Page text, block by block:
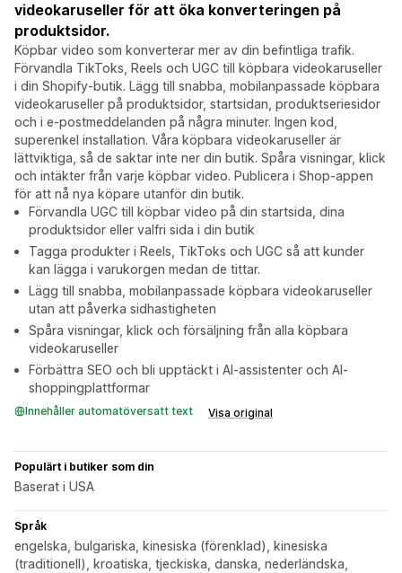
videokaruseller för att öka konverteringen på
produktsidor.
Köpbar video som konverterar mer av din befintliga trafik.
Förvandla TikToks, Reels och UGC till köpbara videokaruseller
i din Shopify-butik. Lägg till snabba, mobilanpassade köpbara
videokaruseller på produktsidor, startsidan, produktseriesidor
och i e-postmeddelanden på några minuter. Ingen kod,
superenkel installation. Våra köpbara videokaruseller är
lättviktiga, så de saktar inte ner din butik. Spåra visningar, klick
och intäkter från varje köpbar video. Publicera i Shop-appen
för att nå nya köpare utanför din butik.
Förvandla UGC till köpbar video på din startsida, dina
produktsidor eller valfri sida i din butik
Tagga produkter i Reels, TikToks och UGC så att kunder
kan lägga i varukorgen medan de tittar.
Lägg till snabba, mobilanpassade köpbara videokaruseller
utan att påverka sidhastigheten
Spåra visningar, klick och försäljning från alla köpbara
videokaruseller
Förbättra SEO och bli upptäckt i AI-assistenter och AI-
shoppingplattformar
Innehåller automatöversatt text Visa original
Populärt i butiker som din
Baserat i USA
Språk
engelska, bulgariska, kinesiska (förenklad), kinesiska
(traditionell), kroatiska, tjeckiska, danska, nederländska,